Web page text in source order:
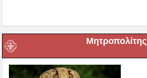
Μητροπολίτης